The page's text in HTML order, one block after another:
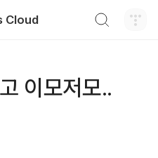
Cloud
이모저모..